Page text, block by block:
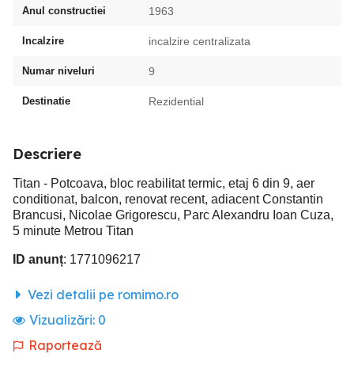
Anul constructiei 1963
Incalzire incalzire centralizata
Numar niveluri 9
Destinatie Rezidential
Descriere
Titan - Potcoava, bloc reabilitat termic, etaj 6 din 9, aer
conditionat, balcon, renovat recent, adiacent Constantin
Brancusi, Nicolae Grigorescu, Parc Alexandru Ioan Cuza,
5 minute Metrou Titan
ID anunț: 1771096217
Vezi detalii pe romimo.ro
Vizualizări: 0
Raportează